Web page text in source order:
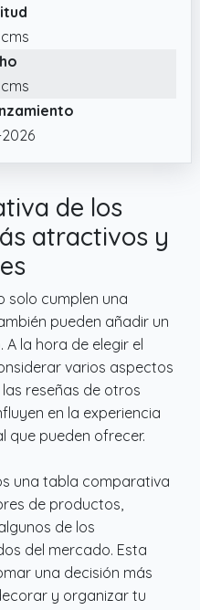
uso en el hogar,
viajes. Ideal para
registros médicos,
entre otros.
32.00 × 24.00 × 0.80
ideal para hojas de
de los
atractivos y
solo cumplen una
pueden añadir un
la hora de elegir el
varios aspectos
reseñas de otros
en la experiencia
que pueden ofrecer.
una tabla comparativa
de productos,
de los
del mercado. Esta
una decisión más
y organizar tu